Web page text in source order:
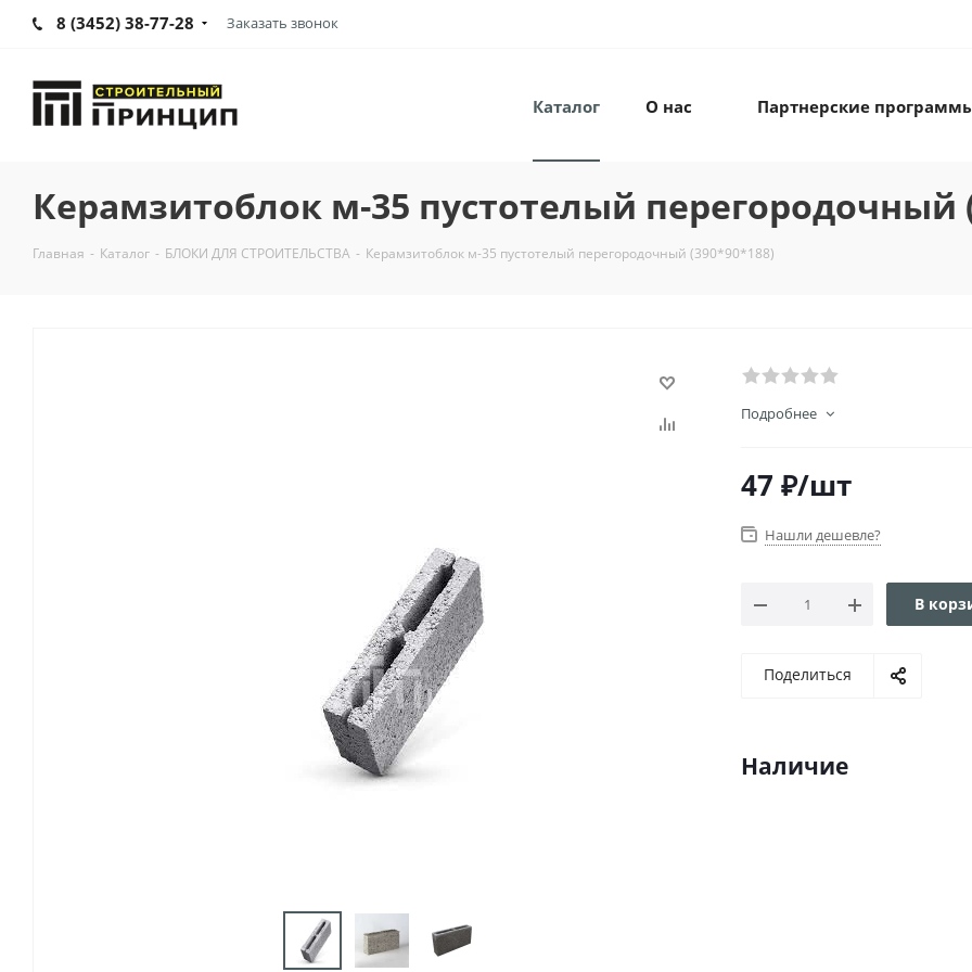
8 (3452) 38-77-28 Заказать звонок
Каталог О нас Партнерские
Керамзитоблок м-35 пустотелый перегородочный
Главная - Каталог - БЛОКИ ДЛЯ СТРОИТЕЛЬСТВА - Керамзитоблок м-35 пустотелый перегородочный (390*90*188)
Подробнее
47 ₽/шт
Нашли дешевле?
В
Поделиться
Наличие